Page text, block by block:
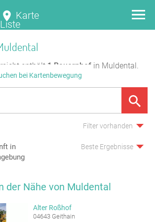
Karte
Liste
enthält 1 Bauernhof in Muldental.
Filter vorhanden
in
Beste Ergebnisse
der Nähe von Muldental
Alter Roßhof
04643 Geithain
bei Kartenbewegung